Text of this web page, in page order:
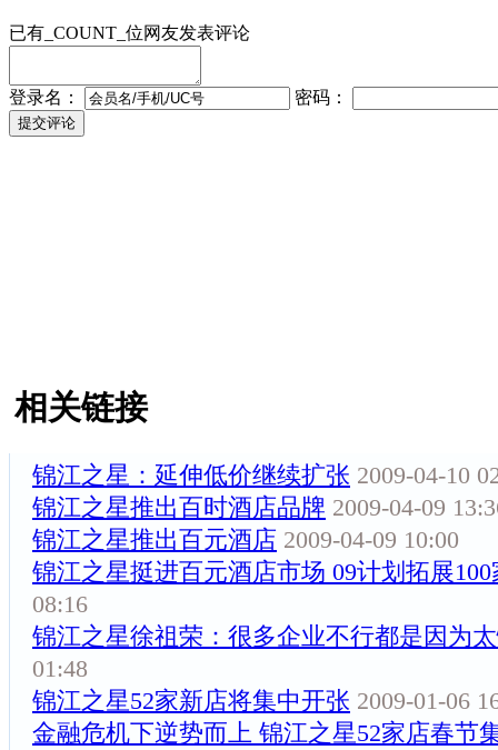
已有 _COUNT_ 位网友发表评论
登录名： 密码：
相关链接
锦江之星：延伸低价继续扩张 2009-04-10
锦江之星推出百时酒店品牌 2009-04-09
锦江之星推出百元酒店 2009-04-09 10:00
锦江之星挺进百元酒店市场 09计划拓展100
08:16
锦江之星徐祖荣：很多企业不行都是因为
01:48
锦江之星52家新店将集中开张 2009-01-06
金融危机下逆势而上 锦江之星52家店春节